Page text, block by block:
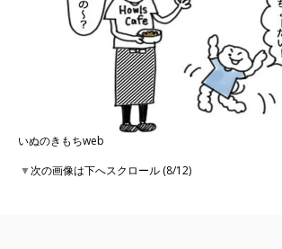
いぬのきもちweb
▼次の画像は下へスクロール (8/12)